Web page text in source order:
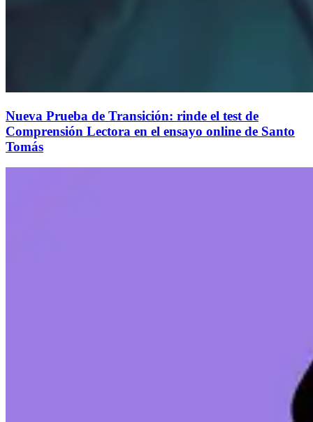
Nueva Prueba de Transición: rinde el test de
Comprensión Lectora en el ensayo online de Santo
Tomás